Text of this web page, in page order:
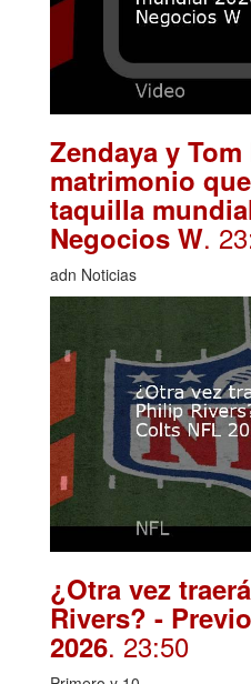
Zendaya y
matrimonio
taquilla
Negocios W.
adn Noticias
¿Otra vez
Rivers? -
2026. 23:50